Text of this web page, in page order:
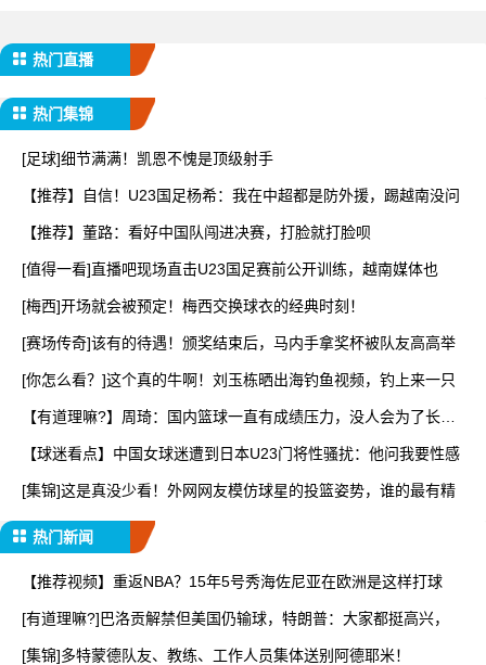
热门直播
热门集锦
[足球]细节满满！凯恩不愧是顶级射手
【推荐】自信！U23国足杨希：我在中超都是防外援，踢越南没问
【推荐】董路：看好中国队闯进决赛，打脸就打脸呗
[值得一看]直播吧现场直击U23国足赛前公开训练，越南媒体也
[梅西]开场就会被预定！梅西交换球衣的经典时刻！
[赛场传奇]该有的待遇！颁奖结束后，马内手拿奖杯被队友高高举
[你怎么看？]这个真的牛啊！刘玉栋晒出海钓鱼视频，钓上来一只
【有道理嘛?】周琦：国内篮球一直有成绩压力，没人会为了长远
【球迷看点】中国女球迷遭到日本U23门将性骚扰：他问我要性感
[集锦]这是真没少看！外网网友模仿球星的投篮姿势，谁的最有精
热门新闻
【推荐视频】重返NBA？15年5号秀海佐尼亚在欧洲是这样打球
[有道理嘛?]巴洛贡解禁但美国仍输球，特朗普：大家都挺高兴，
[集锦]多特蒙德队友、教练、工作人员集体送别阿德耶米！